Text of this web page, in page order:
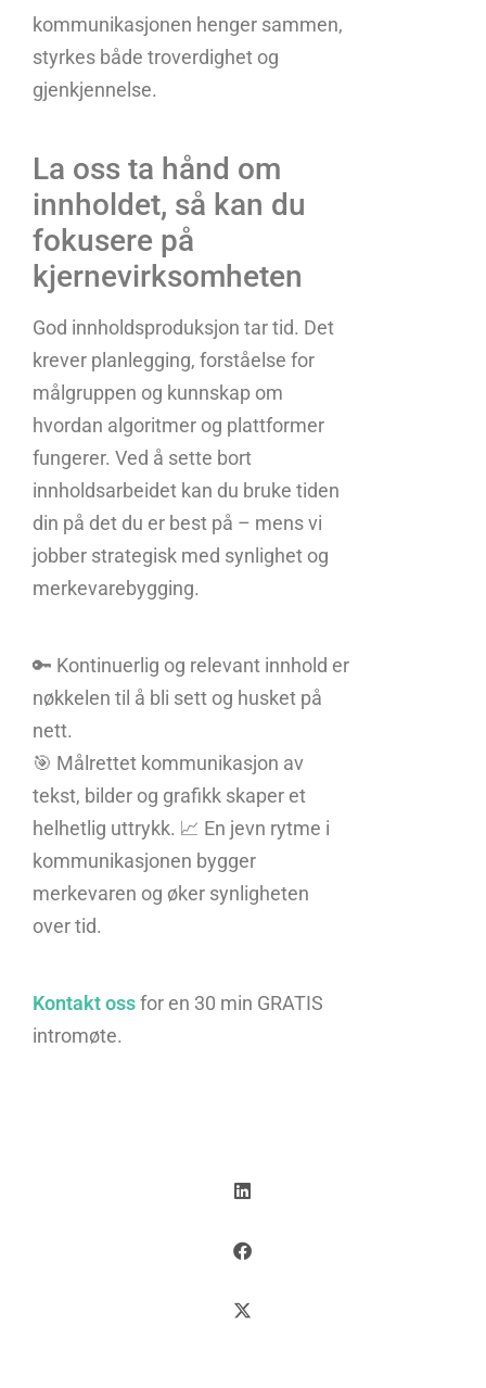
kommunikasjonen henger sammen,
styrkes både troverdighet og
gjenkjennelse.
La oss ta hånd om
innholdet, så kan du
fokusere på
kjernevirksomheten
God innholdsproduksjon tar tid. Det
krever planlegging, forståelse for
målgruppen og kunnskap om
hvordan algoritmer og plattformer
fungerer. Ved å sette bort
innholdsarbeidet kan du bruke tiden
din på det du er best på – mens vi
jobber strategisk med synlighet og
merkevarebygging.
🔑 Kontinuerlig og relevant innhold er
nøkkelen til å bli sett og husket på
nett.
🎯 Målrettet kommunikasjon av
tekst, bilder og grafikk skaper et
helhetlig uttrykk. 📈 En jevn rytme i
kommunikasjonen bygger
merkevaren og øker synligheten
over tid.
Kontakt ossfor en 30 min GRATIS
intromøte.